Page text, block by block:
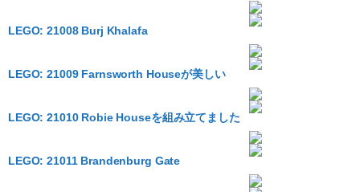
LEGO: 21008 Burj Khalafa
LEGO: 21009 Farnsworth Houseが美しい
LEGO: 21010 Robie Houseを組み立てました
LEGO: 21011 Brandenburg Gate